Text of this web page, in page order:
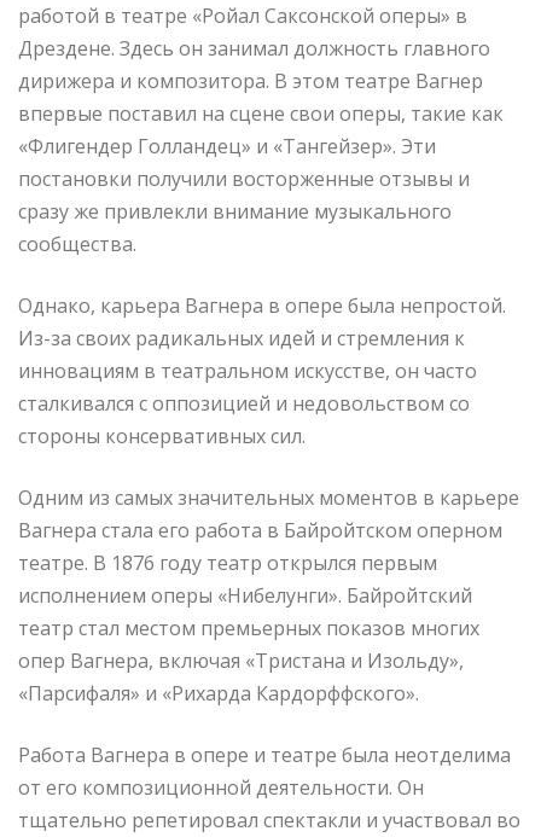
работой в театре «Ройал Саксонской оперы» в
Дрездене. Здесь он занимал должность главного
дирижера и композитора. В этом театре Вагнер
впервые поставил на сцене свои оперы, такие как
«Флигендер Голландец» и «Тангейзер». Эти
постановки получили восторженные отзывы и
сразу же привлекли внимание музыкального
сообщества.
Однако, карьера Вагнера в опере была непростой.
Из-за своих радикальных идей и стремления к
инновациям в театральном искусстве, он часто
сталкивался с оппозицией и недовольством со
стороны консервативных сил.
Одним из самых значительных моментов в карьере
Вагнера стала его работа в Байройтском оперном
театре. В 1876 году театр открылся первым
исполнением оперы «Нибелунги». Байройтский
театр стал местом премьерных показов многих
опер Вагнера, включая «Тристана и Изольду»,
«Парсифаля» и «Рихарда Кардорффского».
Работа Вагнера в опере и театре была неотделима
от его композиционной деятельности. Он
тщательно репетировал спектакли и участвовал во